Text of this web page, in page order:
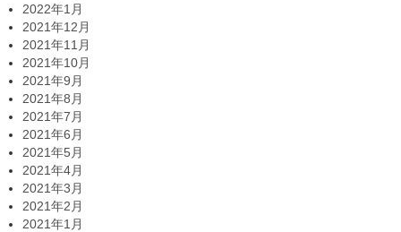
2022年1月
2021年12月
2021年11月
2021年10月
2021年9月
2021年8月
2021年7月
2021年6月
2021年5月
2021年4月
2021年3月
2021年2月
2021年1月